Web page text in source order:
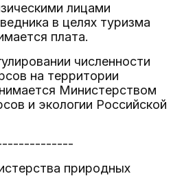
лицами
в целях туризма
плата.
численности
на территории
Министерством
и экологии Российской
природных